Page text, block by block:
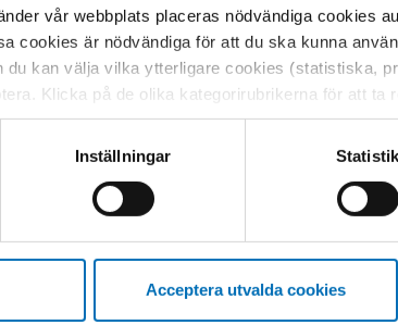
vår webbplats placeras nödvändiga cookies
cookies är nödvändiga för att du ska kunna
du kan välja vilka ytterligare cookies (statistiska,
Klicka på de olika kategorirubrikerna för att ta
att blockering av cookies kan påverka din
vår webbplats tidigare och accepterat
Inställningar Statistik
Acceptera utvalda cookies
blandade metoder och vetenskapsfilosofier
hade han studerat humaniora med
han ett flertal studier vid Helsingfors
doktorsavhandling från 1969 är en
de strängaste krav man kan ställa på ett
bild av finsk dryckeskultur”, konstaterar
vore det en befängd tanke att en och samma
om genetiska benägenheter,
epidemiologi, kulturforskning och så
ringa omfattning och om hur
svängrum för forskare att följa upp